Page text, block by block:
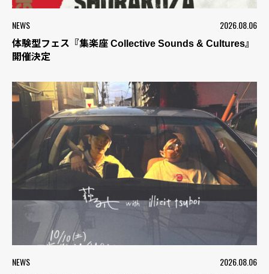
NEWS 2026.08.06
体験型フェス『集楽座 Collective Sounds & Cultures』
開催決定
NEWS 2026.08.06